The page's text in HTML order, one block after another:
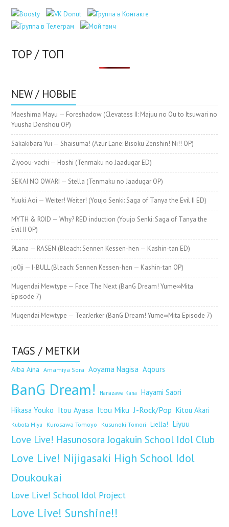
TOP / ТОП
NEW / НОВЫЕ
Maeshima Mayu — Foreshadow (Clevatess II: Majuu no Ou to Itsuwari no
Yuusha Denshou OP)
Sakakibara Yui — Shaisuma! (Azur Lane: Bisoku Zenshin! Ni!! OP)
Ziyoou-vachi — Hoshi (Tenmaku no Jaadugar ED)
SEKAI NO OWARI — Stella (Tenmaku no Jaadugar OP)
Yuuki Aoi — Weiter! Weiter! (Youjo Senki: Saga of Tanya the Evil II ED)
MYTH & ROID — Why? RED induction (Youjo Senki: Saga of Tanya the
Evil II OP)
9Lana — RASEN (Bleach: Sennen Kessen-hen — Kashin-tan ED)
jo0ji — I-BULL (Bleach: Sennen Kessen-hen — Kashin-tan OP)
Mugendai Mewtype — Face The Next (BanG Dream! Yume∞Mita
Episode 7)
Mugendai Mewtype — TearJerker (BanG Dream! Yume∞Mita Episode 7)
TAGS / МЕТКИ
Aiba Aina Amamiya Sora Aoyama Nagisa Aqours
BanG Dream! Hanazawa Kana
Hayami Saori
Hikasa Youko Itou Ayasa Itou Miku J-Rock/Pop Kitou Akari
Kubota Miyu Kurosawa Tomoyo Kusunoki Tomori Liella! Liyuu
Love Live! Hasunosora Jogakuin School Idol Club
Love Live! Nijigasaki High School Idol
Doukoukai
Love Live! School Idol Project
Love Live! Sunshine!!